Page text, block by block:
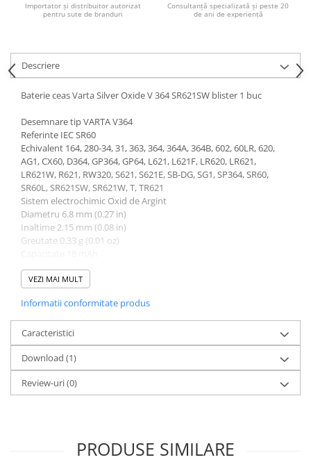
Importator și distribuitor autorizat
pentru sute de branduri
Consultanță specializată și peste 20
de ani de experiență
Descriere
Baterie ceas Varta Silver Oxide V 364 SR621SW blister 1 buc
Desemnare tip VARTA V364
Referinte IEC SR60
Echivalent 164, 280-34, 31, 363, 364, 364A, 364B, 602, 60LR, 620,
AG1, CX60, D364, GP364, GP64, L621, L621F, LR620, LR621,
LR621W, R621, RW320, S621, S621E, SB-DG, SG1, SP364, SR60,
SR60L, SR621SW, SR621W, T, TR621
Sistem electrochimic Oxid de Argint
Diametru 6.8 mm (0.27 in)
Inaltime 2.15 mm (0.08 in)
Greutate 0.33 g (0.01 oz)
Tensiune 1.55 V
VEZI MAI MULT
Informatii conformitate produs
Caracteristici
Download (1)
Review-uri(0)
PRODUSE SIMILARE